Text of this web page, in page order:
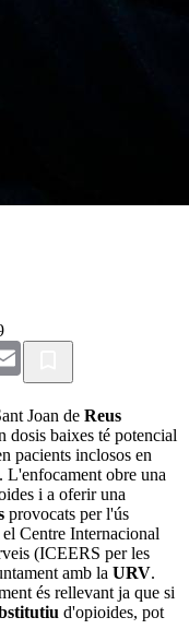
Email
Joan de Reus
dosis baixes té potencial
pacients inclosos en
L'enfocament obre una
i a oferir una
provocats per l'ús
Centre Internacional
(ICEERS per les
amb la URV.
és rellevant ja que si
d'opioides, pot